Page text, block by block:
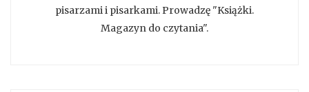
pisarzami i pisarkami. Prowadzę "Książki.
Magazyn do czytania".